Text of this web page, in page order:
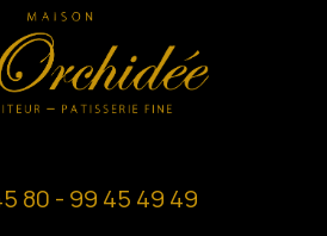
80 - 99 45 49 49